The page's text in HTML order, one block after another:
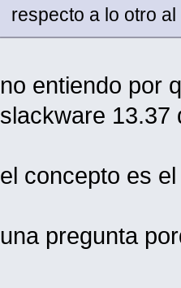
respecto a lo otro
no entiendo por
slackware 13.37
el concepto es
una pregunta